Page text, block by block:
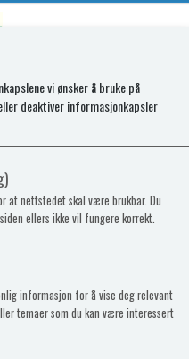
T2156
vi ønsker å bruke på
deaktiver informasjonkapsler
at nettstedet skal være brukbar. Du
ellers ikke vil fungere korrekt.
informasjon for å vise deg relevant
temaer som du kan være interessert